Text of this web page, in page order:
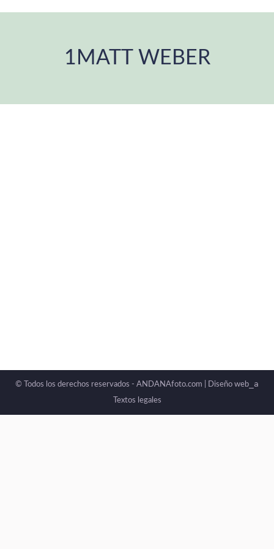
1MATT WEBER
© Todos los derechos reservados - ANDANAfoto.com | Diseño web _a
Textos legales